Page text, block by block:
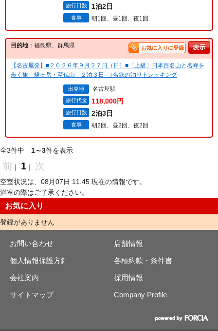
旅行日数 1泊2日
食事 朝1回、昼1回、夜1回
目的地：福島県、群馬県 お気に入りに登録
【名古屋発】■２０２６年９月２７日（日）■〔上級〕日本百名山と名峰を
歩く旅 燧ヶ岳・至仏山 ２泊３日 ♪名鉄の泊りトレッキング
出発地 名古屋駅
旅行代金 118,000円
旅行日数 2泊3日
食事 朝2回、昼2回、夜2回
全3件中 1～3件を表示
前 ｜ 1 ｜ 次
空室状況は、08月07日 11:45 現在の情報です。
満室の際はご了承ください。
お気に入り
登録がありません
お問い合わせ 店舗情報
個人情報保護方針 各種約款・条件書
会社案内 採用情報
サイトマップ Company Profile